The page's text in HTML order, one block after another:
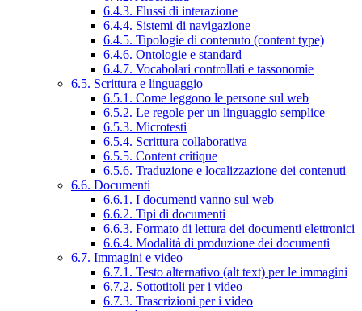
6.4.3. Flussi di interazione
6.4.4. Sistemi di navigazione
6.4.5. Tipologie di contenuto (content type)
6.4.6. Ontologie e standard
6.4.7. Vocabolari controllati e tassonomie
6.5. Scrittura e linguaggio
6.5.1. Come leggono le persone sul web
6.5.2. Le regole per un linguaggio semplice
6.5.3. Microtesti
6.5.4. Scrittura collaborativa
6.5.5. Content critique
6.5.6. Traduzione e localizzazione dei contenuti
6.6. Documenti
6.6.1. I documenti vanno sul web
6.6.2. Tipi di documenti
6.6.3. Formato di lettura dei documenti elettronici
6.6.4. Modalità di produzione dei documenti
6.7. Immagini e video
6.7.1. Testo alternativo (alt text) per le immagini
6.7.2. Sottotitoli per i video
6.7.3. Trascrizioni per i video